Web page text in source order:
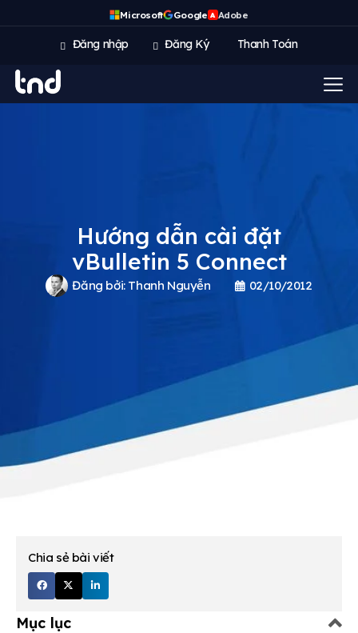
Microsoft Google A Adobe
Đăng nhập Đăng Ký Thanh Toán
Hướng dẫn cài đặt
vBulletin 5 Connect
Đăng bởi: Thanh Nguyễn 02/10/2012
Chia sẻ bài viết
Mục lục